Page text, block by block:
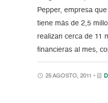
Pepper, empresa
tiene más de 2,5
realizan cerca de 11
financieras al mes,
25 AGOSTO, 2011 •